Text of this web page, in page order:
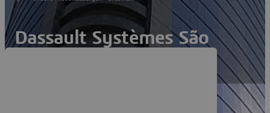
Dassault Systèmes São